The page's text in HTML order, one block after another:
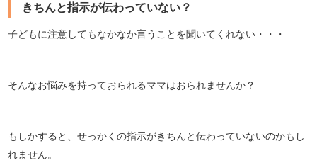
きちんと指示が伝わっていない？
子どもに注意してもなかなか言うことを聞いてくれない・・・
そんなお悩みを持っておられるママはおられませんか？
もしかすると、せっかくの指示がきちんと伝わっていないのかもし
れません。